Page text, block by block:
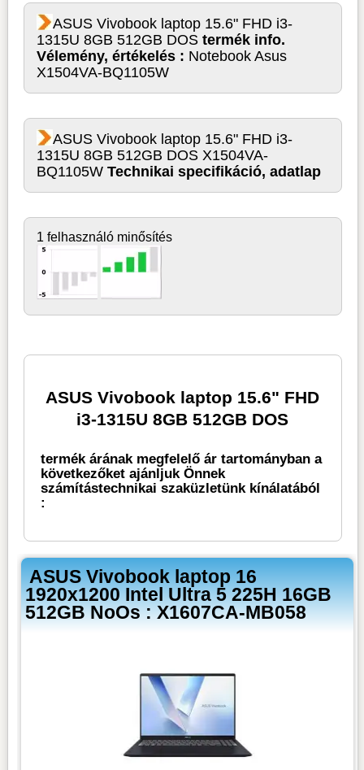
ASUS Vivobook laptop 15.6" FHD i3-
1315U 8GB 512GB DOStermék info.
Vélemény, értékelés : Notebook Asus
X1504VA-BQ1105W
ASUS Vivobook laptop 15.6" FHD i3-
1315U 8GB 512GB DOS X1504VA-
BQ1105WTechnikai specifikáció, adatlap
1 felhasználó minősítés
ASUS Vivobook laptop 15.6" FHD
i3-1315U 8GB 512GB DOS
termék árának megfelelő ár tartományban a
következőket ajánljuk Önnek
számítástechnikai szaküzletünk kínálatából
:
ASUS Vivobook laptop 16
1920x1200 Intel Ultra 5 225H 16GB
512GB NoOs : X1607CA-MB058